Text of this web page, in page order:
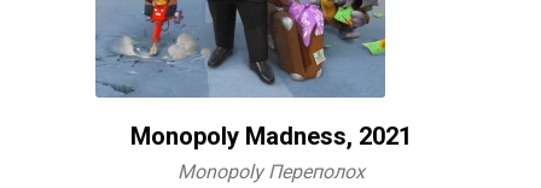
Monopoly Madness, 2021
Monopoly Переполох